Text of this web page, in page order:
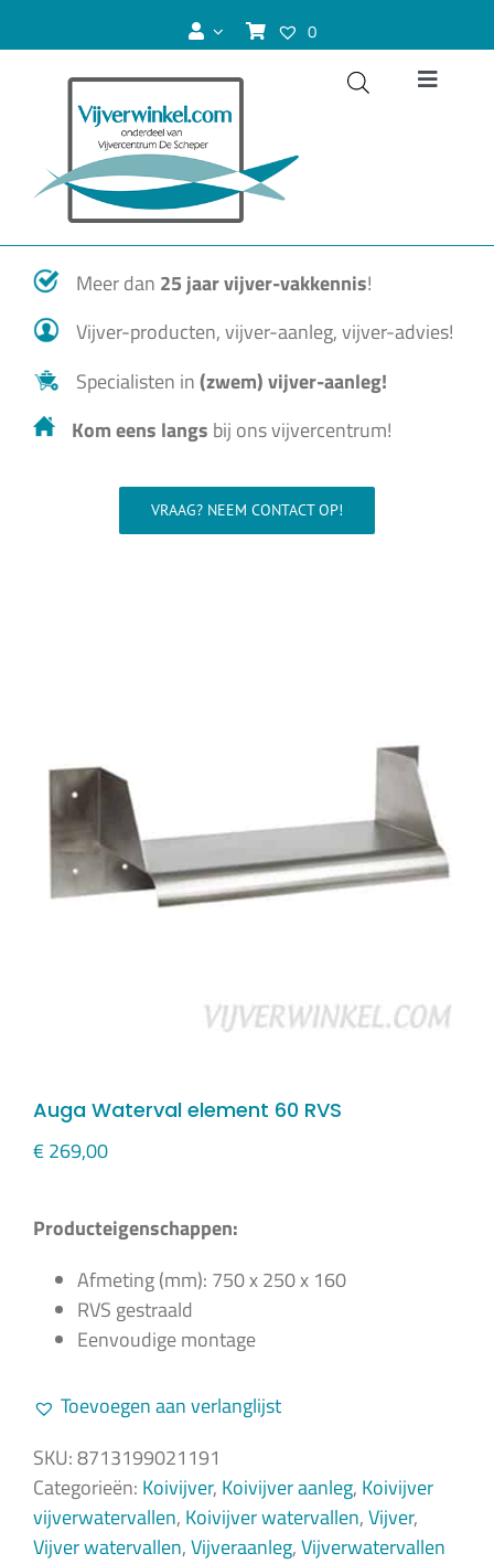
naar
0
Toggle
Zwemvijver
Koivijver
Vijverplanten
Onze showroom >>>
Meer dan 25 jaar vijver-vakkennis!
Vijver-producten, vijver-aanleg, vijver-advies!
Specialisten in(zwem) vijver-aanleg!
Kom eens langs bij ons vijvercentrum!
VRAAG? NEEM CONTACT OP!
Auga Waterval element 60 RVS
€269,00
Producteigenschappen:
Afmeting (mm): 750 x 250 x 160
RVS gestraald
Eenvoudige montage
Toevoegen aan verlanglijst
SKU:8713199021191
Categorieën: Koivijver, Koivijver aanleg, Koivijver
vijverwatervallen, Koivijver watervallen,Vijver,
Vijver watervallen,Vijveraanleg,Vijverwatervallen